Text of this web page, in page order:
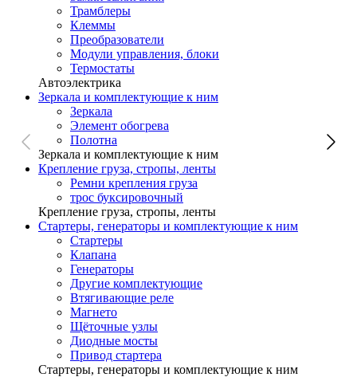
Трамблеры
Клеммы
Преобразователи
Модули управления, блоки
Термостаты
Автоэлектрика
Зеркала и комплектующие к ним
Зеркала
Элемент обогрева
Полотна
Зеркала и комплектующие к ним
Крепление груза, стропы, ленты
Ремни крепления груза
трос буксировочный
Крепление груза, стропы, ленты
Стартеры, генераторы и комплектующие к ним
Стартеры
Клапана
Генераторы
Другие комплектующие
Втягивающие реле
Магнето
Щёточные узлы
Диодные мосты
Привод стартера
Стартеры, генераторы и комплектующие к ним